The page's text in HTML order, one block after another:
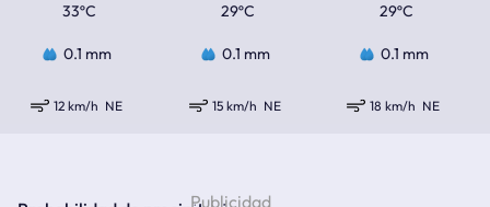
33ºC 29ºC 29ºC
0.1 mm 0.1 mm 0.1 mm
12 km/h NE 15 km/h NE 18 km/h NE